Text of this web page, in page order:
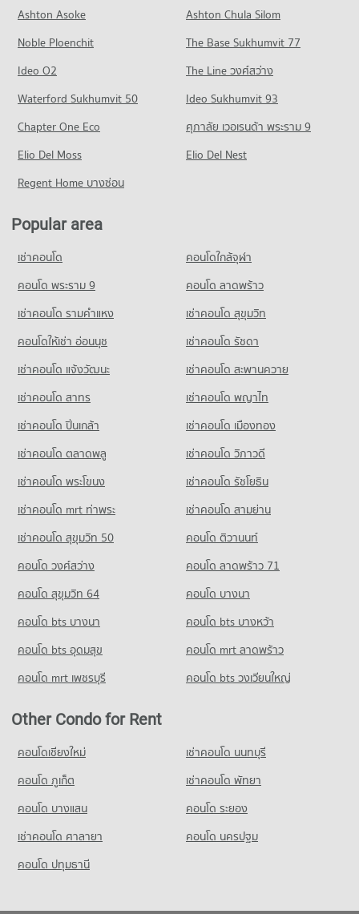
Condo The Thai Bar Under The Royal Patronage
PROJECT_COUNT
Condo for Rent The Thai Bar Under The Royal Patronage
1,140 properties for rent
Condo for Sale The Thai Bar Under The Royal Patronage
426 properties for sale
Condo Loet La School
Condo for Sale Loet La School
525 properties for sale
Condo Wat Nimmanoradee
1,231 properties for rent
Condo for Sale Wat Nimmanoradee
333 properties for sale
PROJECT_COUNT
Condo for Rent Ratchawinit Bang Khae School
563 properties for sale
Condo for Sale Seacon Bangkae
PROJECT_COUNT
Condo for Rent The Mall Bang Khae
562 properties for sale
Condo Bang Khae Market
Condo for Rent Bang Khae Market
1,802 properties for rent
671 properties for sale
Condo Tesco Lotus Superstore Bang Khae
PROJECT_COUNT
Condo for Rent Tesco Lotus Superstore Bang Khae
2,897 properties for rent
Condo for Sale Tesco Lotus Superstore Bang Khae
1,336 properties for sale
Condo Big C Extra Bang Bon
Condo for Rent Big C Extra Bang Bon
1,412 properties for rent
Condo for Sale Big C Extra Bang Bon
654 properties for sale
Condo for Rent near Phet Kasem Road
5,112 properties for rent
Condo for Sale near Phet Kasem Road
2,174 properties for sale
Condo Phutthamonthon Sai 1 Road
Condo for Rent near Phutthamonthon Sai 1 Road
409 properties for rent
Condo for Sale near Phutthamonthon Sai 1 Road
216 properties for sale
PROJECT_COUNT
Condo for Rent near Kasem Rat Hospital Bang Khae
295 properties for sale
Ashton Asoke
Ashton Chula Silom
Noble Ploenchit
The Base Sukhumvit 77
Ideo O2
The Line วงศ์สว่าง
Waterford Sukhumvit 50
Ideo Sukhumvit 93
Chapter One Eco
ศุภาลัย เวอเรนด้า พระราม 9
Elio Del Moss
Elio Del Nest
Regent Home บางซ่อน
Popular area
เช่าคอนโด
คอนโดใกล้จุฬา
คอนโด พระราม 9
คอนโด ลาดพร้าว
เช่าคอนโด รามคําแหง
เช่าคอนโด สุขุมวิท
คอนโดให้เช่า อ่อนนุช
เช่าคอนโด รัชดา
เช่าคอนโด แจ้งวัฒนะ
เช่าคอนโด สะพานควาย
เช่าคอนโด สาทร
เช่าคอนโด พญาไท
เช่าคอนโด ปิ่นเกล้า
เช่าคอนโด เมืองทอง
เช่าคอนโด ตลาดพลู
เช่าคอนโด วิภาวดี
เช่าคอนโด พระโขนง
เช่าคอนโด รัชโยธิน
เช่าคอนโด mrt ท่าพระ
เช่าคอนโด สามย่าน
เช่าคอนโด สุขุมวิท 50
คอนโด ติวานนท์
คอนโด วงศ์สว่าง
คอนโด ลาดพร้าว 71
คอนโด สุขุมวิท 64
คอนโด บางนา
คอนโด bts บางนา
คอนโด bts บางหว้า
คอนโด bts อุดมสุข
คอนโด mrt ลาดพร้าว
คอนโด mrt เพชรบุรี
คอนโด bts วงเวียนใหญ่
Other Condo for Rent
คอนโดเชียงใหม่
เช่าคอนโด นนทบุรี
คอนโด ภูเก็ต
เช่าคอนโด พัทยา
คอนโด บางแสน
คอนโด ระยอง
เช่าคอนโด ศาลายา
คอนโด นครปฐม
คอนโด ปทุมธานี